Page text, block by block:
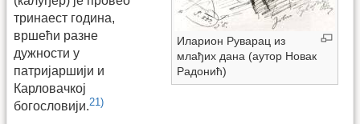
Иларион Руварац из
млађих дана (аутор Новак
Радонић)
тринаест година,
вршећи разне
дужности у
патријаршији и
Карловачкој
богословији.21)